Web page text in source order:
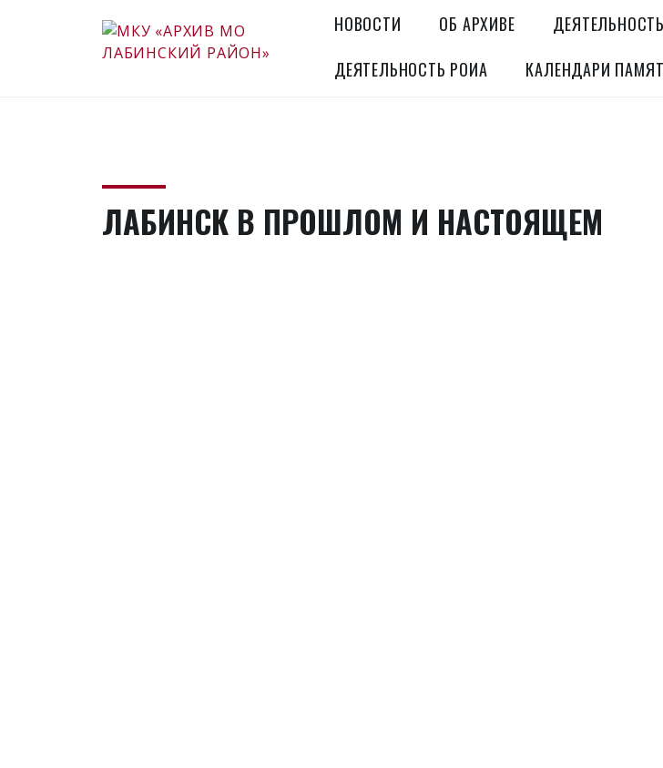
НОВОСТИ ОБ АРХИВЕ ДЕЯТЕЛЬНОСТЬ
ДЕЯТЕЛЬНОСТЬ РОИА
КАЛЕНДАРИ
ЛАБИНСК В ПРОШЛОМ И НАСТОЯЩЕМ